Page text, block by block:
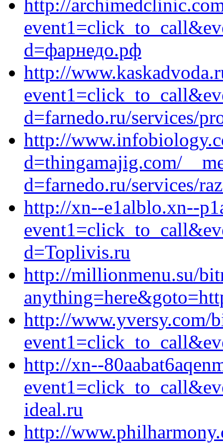
http://
d=фарнедо.рф
http://
d=farnedo.ru/services/
http://
d=thingamajig.com/
d=farnedo.ru/services/
http://xn--e1alblo.xn--
d=Toplivis.ru
http://millionmenu.su/
http://www.yversy.com/
http://xn--
ideal.ru
http://